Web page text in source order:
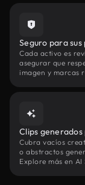
Seguro para
Cada activo es
asegurar que
imagen y marcas
Clips generados
Cubra vacíos
o abstractos
Explore más en AI